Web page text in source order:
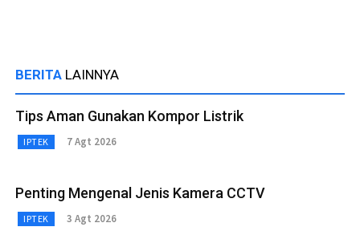
BERITA LAINNYA
Tips Aman Gunakan Kompor Listrik
IPTEK 7 Agt 2026
Penting Mengenal Jenis Kamera CCTV
IPTEK 3 Agt 2026